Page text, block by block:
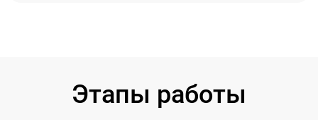
Этапы работы